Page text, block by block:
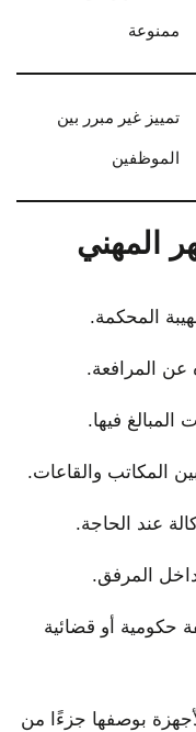
ممنوعة
تمييز غير مبرر بين
الموظفين
المهني
المحكمة.
عن المرافعة.
فيها.
المكاتب والقاعات.
عند الحاجة.
داخل المرفق.
حكومية أو قضائية
بوصفها جزءًا من